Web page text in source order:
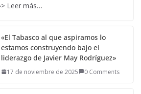
Leer más…
«El Tabasco al que aspiramos lo
estamos construyendo bajo el
liderazgo de Javier May Rodríguez»
17 de noviembre de 2025 0 Comments